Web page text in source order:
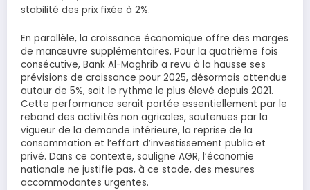
stabilité des prix fixée à 2%.
En parallèle, la croissance économique offre des marges
de manœuvre supplémentaires. Pour la quatrième fois
consécutive, Bank Al-Maghrib a revu à la hausse ses
prévisions de croissance pour 2025, désormais attendue
autour de 5%, soit le rythme le plus élevé depuis 2021.
Cette performance serait portée essentiellement par le
rebond des activités non agricoles, soutenues par la
vigueur de la demande intérieure, la reprise de la
consommation et l’effort d’investissement public et
privé. Dans ce contexte, souligne AGR, l’économie
nationale ne justifie pas, à ce stade, des mesures
accommodantes urgentes.